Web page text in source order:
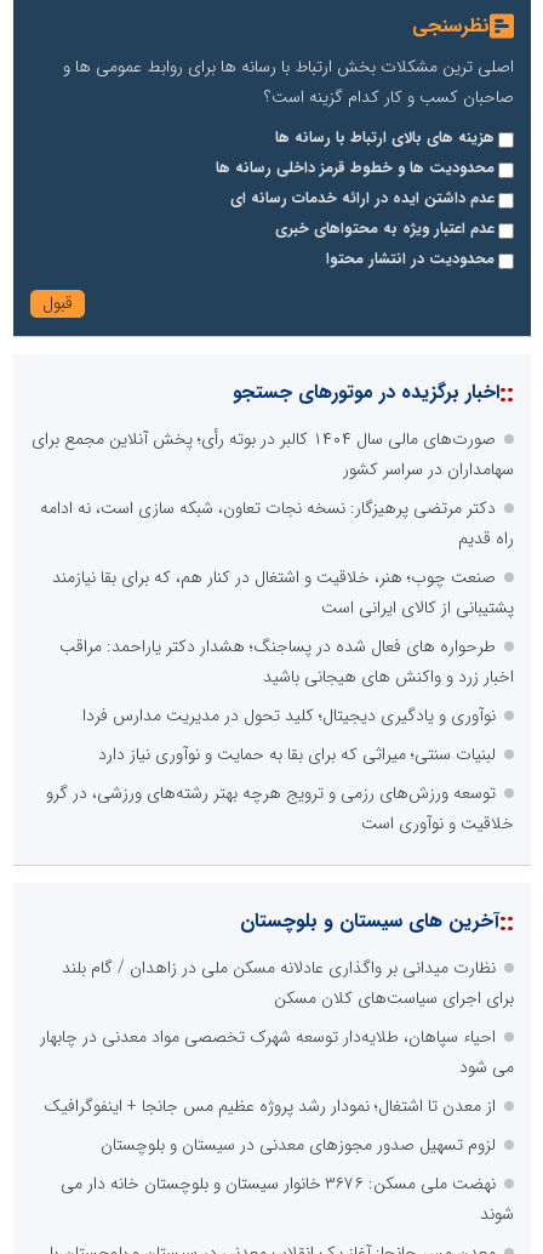
نظرسنجی
اصلی ترین مشکلات بخش ارتباط با رسانه ها برای روابط عمومی ها و
صاحبان کسب و کار کدام گزینه است؟
هزینه های بالای ارتباط با رسانه ها
محدودیت ها و خطوط قرمز داخلی رسانه ها
عدم داشتن ایده در ارائه خدمات رسانه ای
عدم اعتبار ویژه به محتواهای خبری
محدودیت در انتشار محتوا
::اخبار برگزیده در موتورهای جستجو
صورت‌های مالی سال ۱۴۰۴ کالبر در بوته رأی؛ پخش آنلاین مجمع برای
سهامداران در سراسر کشور
دکتر مرتضی پرهیزگار: نسخه نجات تعاون، شبکه سازی است، نه ادامه
راه قدیم
صنعت چوب؛ هنر، خلاقیت و اشتغال در کنار هم، که برای بقا نیازمند
پشتیبانی از کالای ایرانی است
طرحواره های فعال شده در پساجنگ؛ هشدار دکتر یاراحمد: مراقب
اخبار زرد و واکنش های هیجانی باشید
نوآوری و یادگیری دیجیتال؛ کلید تحول در مدیریت مدارس فردا
لبنیات سنتی؛ میراثی که برای بقا به حمایت و نوآوری نیاز دارد
توسعه ورزش‌های رزمی و ترویج هرچه بهتر رشته‌های ورزشی، در گرو
خلاقیت و نوآوری است
::آخرین های سیستان و بلوچستان
نظارت میدانی بر واگذاری عادلانه مسکن ملی در زاهدان / گام بلند
برای اجرای سیاست‌های کلان مسکن
احیاء سپاهان، طلایه‌دار توسعه شهرک تخصصی مواد معدنی در چابهار
می شود
از معدن تا اشتغال؛ نمودار رشد پروژه عظیم مس جانجا + اینفوگرافیک
لزوم تسهیل صدور مجوزهای معدنی در سیستان و بلوچستان
نهضت ملی مسکن: ۳۶۷۶ خانوار سیستان و بلوچستان خانه دار می
شوند